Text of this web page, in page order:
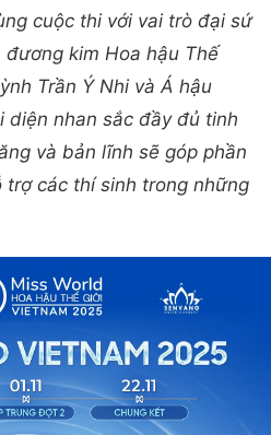
cuộc thi với vai trò đại sứ
kim Hoa hậu Thế
Trần Ý Nhi và Á hậu
diện nhan sắc đầy đủ tinh
và bản lĩnh sẽ góp phần
trợ các thí sinh trong những